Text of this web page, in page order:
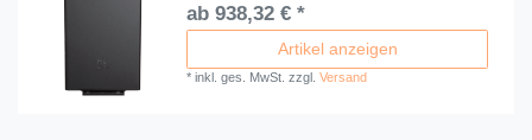
ab 938,32 € *
Artikel anzeigen
*inkl. ges. MwSt. zzgl.Versand